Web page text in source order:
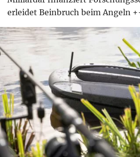
erleidet Beinbruch beim Angeln